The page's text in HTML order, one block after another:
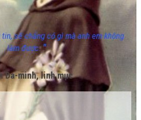
sẽ chẳng có gì mà anh em không
làm được."
Đa-minh, linh mục